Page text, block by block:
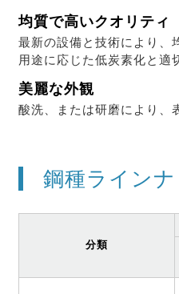
均質で高いクオリティ
最新の設備と技術により、
用途に応じた低炭素化と適
美麗な外観
酸洗、または研磨により、
鋼種ライン
分類